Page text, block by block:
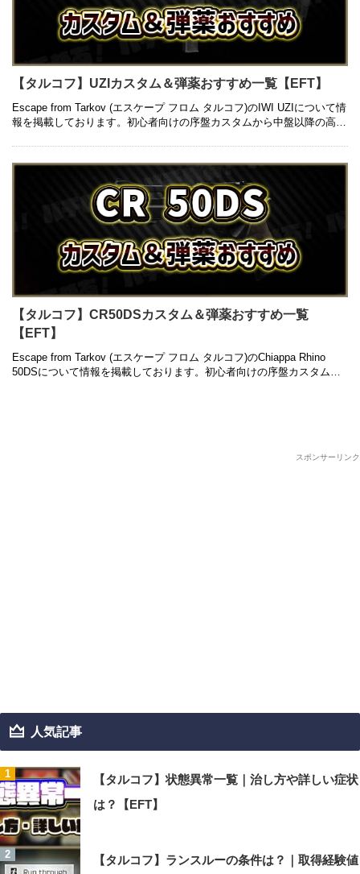
【タルコフ】UZIカスタム＆弾薬おすすめ一覧【EFT】
Escape from Tarkov (エスケープ フロム タルコフ)のIWI UZIについて情
報を掲載しております。初心者向けの序盤カスタムから中盤以降の高級
【タルコフ】CR50DSカスタム＆弾薬おすすめ一覧
【EFT】
Escape from Tarkov (エスケープ フロム タルコフ)のChiappa Rhino
50DSについて情報を掲載しております。初心者向けの序盤カスタムか
スポンサーリンク
人気記事
【タルコフ】状態異常一覧｜治し方や詳しい症状
は？【EFT】
【タルコフ】ランスルーの条件は？｜取得経験値